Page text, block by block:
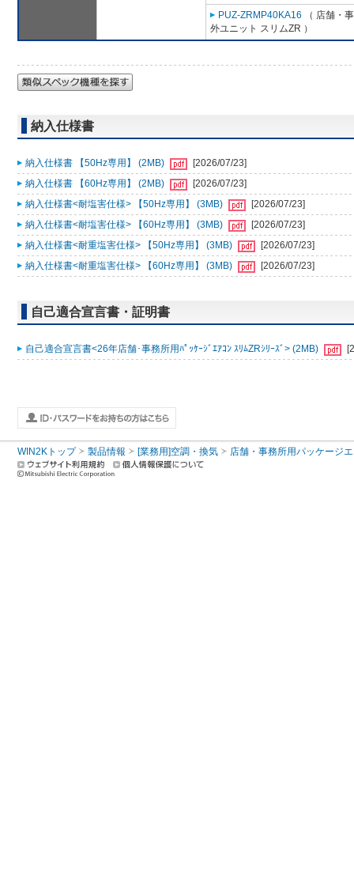
PUZ-ZRMP40KA16 （ 店舗・
外ユニット スリムZR ）
納入仕様書
納入仕様書 【50Hz専用】 (2MB)
[2026/07/23]
納入仕様書 【60Hz専用】 (2MB)
[2026/07/23]
納入仕様書<耐塩害仕様> 【50Hz専用】 (3MB)
[2026/07/23]
納入仕様書<耐塩害仕様> 【60Hz専用】 (3MB)
[2026/07/23]
納入仕様書<耐重塩害仕様> 【50Hz専用】 (3MB)
[2026/07/23]
納入仕様書<耐重塩害仕様> 【60Hz専用】 (3MB)
[2026/07/23]
自己適合宣言書・証明書
自己適合宣言書<26年店舗･事務所用ﾊﾟｯｹｰｼﾞｴｱｺﾝ ｽﾘﾑZRｼﾘｰｽﾞ> (2MB)
WIN2Kトップ 製品情報 [業務用]空調・換気 店舗・事務所用パッケージ